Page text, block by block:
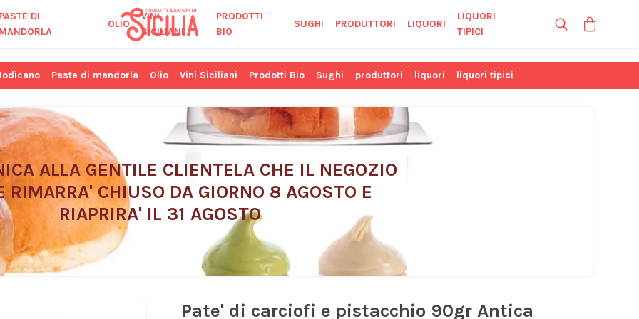
PASTE DI
MANDORLA
OLIO
VINI
SICILIANI
PRODOTTI
BIO
SUGHI PRODUTTORI LIQUORI
LIQUORI
TIPICI
Paste di mandorla Olio Vini Siciliani Prodotti Bio Sughi produttori liquori liquori tipici
ALLA GENTILE CLIENTELA CHE IL NEGOZIO
RIMARRA' CHIUSO DA GIORNO 8 AGOSTO E
RIAPRIRA' IL 31 AGOSTO
Pate' di carciofi e pistacchio 90gr Antica